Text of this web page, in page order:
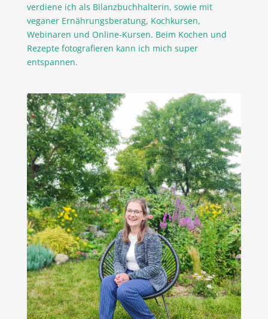
verdiene ich als Bilanzbuchhalterin, sowie mit
veganer Ernährungsberatung, Kochkursen,
Webinaren und Online-Kursen. Beim Kochen und
Rezepte fotografieren kann ich mich super
entspannen.